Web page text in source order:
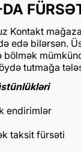
Kontakt
edə bilərsən.
bölmək
tutmağa
endirimlər
taksit fürsəti